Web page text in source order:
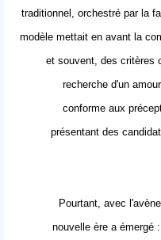
traditionnel, orchestré par la
modèle mettait en avant la
et souvent, des critères
recherche d'un
conforme aux
présentant des
Pourtant, avec
nouvelle ère a émergé